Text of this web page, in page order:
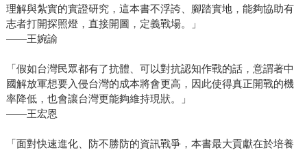
理解與紮實的實證研究，這本書不浮誇、腳踏實地，能夠協助有
志者打開探照燈，直接開圖，定義戰場。」
——王婉諭
「假如台灣民眾都有了抗體、可以對抗認知作戰的話，意謂著中
國解放軍想要入侵台灣的成本將會更高，因此使得真正開戰的機
率降低，也會讓台灣更能夠維持現狀。」
——王宏恩
「面對快速進化、防不勝防的資訊戰爭，本書最大貢獻在於培養